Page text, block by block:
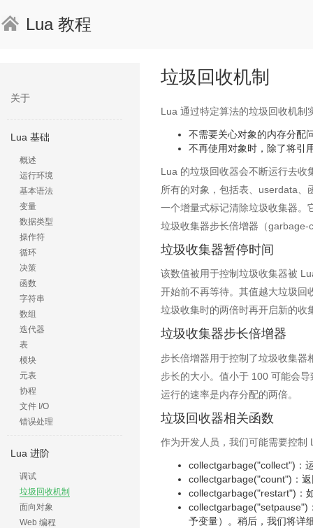
Lua 教程
关于
Lua 基础
概述
运行环境
基本语法
变量
数据类型
操作符
循环
决策
函数
字符串
数组
迭代器
表
模块
元表
协程
文件 I/O
错误处理
Lua 进阶
调试
垃圾回收机制
面向对象
Web 编程
垃圾回收机制
Lua 通过特定算法的垃圾回收机制
不需要关心对象的内存分配
不再使用对象时，除了将引
Lua 的垃圾回收器会不断运行去收
所有的对象，包括表、userdata、
一个增量式标记清除垃圾收集器
垃圾收集器步长倍增器（
垃圾收集器暂停时间
该数值被用于控制垃圾收集器被
开始前不再等待。其值越大垃圾回
垃圾收集时的两倍时再开启新的收
垃圾收集器步长倍增器
步长倍增器用于控制了垃圾收集器
步长的大小。值小于 100 可能会
运行的速率是内存分配的两倍。
垃圾回收器相关函数
作为开发人员，我们可能需要控制
collectgarbage("collect")：
collectgarbage("count")：
collectgarbage("restart")：
collectgarbage("setpause")
予变量）。稍后，我们将详